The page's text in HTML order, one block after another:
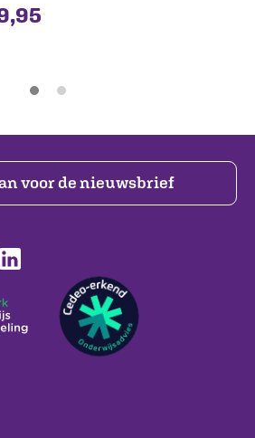
standaard en nodigen kinderen uit om te
te ontdekken en te vertellen.
voor de nieuwsbrief